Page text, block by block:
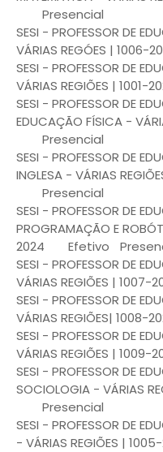
Presencial
SESI - PROFESSOR DE
VÁRIAS REGÓES | 1006-
SESI - PROFESSOR DE
VÁRIAS REGIÕES | 1001-
SESI - PROFESSOR DE
EDUCAÇÃO FÍSICA -
Presencial
SESI - PROFESSOR DE
INGLESA - VÁRIAS
Presencial
SESI - PROFESSOR DE
PROGRAMAÇÃO E
2024
Efetivo
SESI - PROFESSOR DE
VÁRIAS REGIÕES | 1007-
SESI - PROFESSOR DE
VÁRIAS REGIÕES| 1008-
SESI - PROFESSOR DE
VÁRIAS REGIÕES | 1009-
SESI - PROFESSOR DE
SOCIOLOGIA - VÁRIAS
Presencial
SESI - PROFESSOR DE
- VÁRIAS REGIÕES |